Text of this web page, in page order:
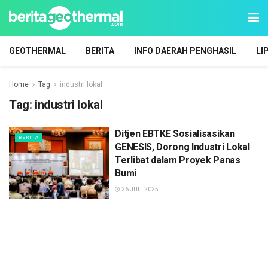
GEOTHERMAL BERITA INFO DAERAH PENGHASIL
Home Tag industri lokal
Tag: industri lokal
BERITA
Ditjen EBTKE Sosialisasikan
GENESIS, Dorong Industri Lokal
Terlibat dalam Proyek Panas
Bumi
26 JULI 2025